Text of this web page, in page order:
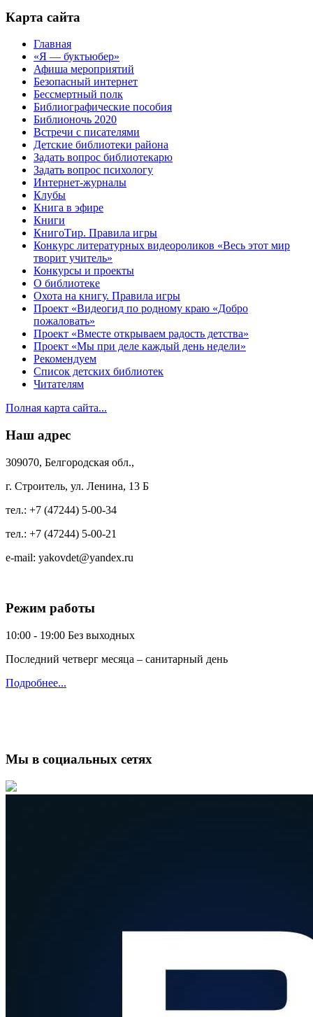
Карта сайта
Главная
«Я — буктьюбер»
Афиша мероприятий
Безопасный интернет
Бессмертный полк
Библиографические пособия
Библионочь 2020
Встречи с писателями
Детские библиотеки района
Задать вопрос библиотекарю
Задать вопрос психологу
Интернет-журналы
Клубы
Книга в эфире
Книги
КнигоТир. Правила игры
Конкурс литературных видеороликов «Весь этот мир
творит учитель»
Конкурсы и проекты
О библиотеке
Охота на книгу. Правила игры
Проект «Видеогид по родному краю «Добро
пожаловать»
Проект «Вместе открываем радость детства»
Проект «Мы при деле каждый день недели»
Рекомендуем
Список детских библиотек
Читателям
Полная карта сайта...
Наш адрес
309070, Белгородская обл.,
г. Строитель, ул. Ленина, 13 Б
тел.: +7 (47244) 5-00-34
тел.: +7 (47244) 5-00-21
e-mail: yakovdet@yandex.ru
Режим работы
10:00 - 19:00 Без выходных
Последний четверг месяца – санитарный день
Подробнее...
Мы в социальных сетях